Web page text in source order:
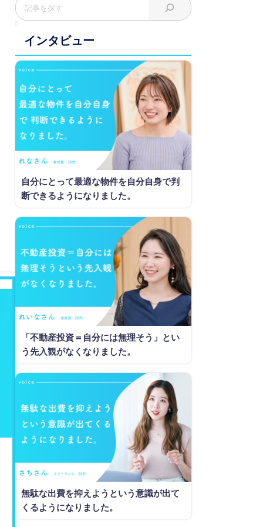
インタビュー
自分にとって最適な物件を自分自身で判
断できるようになりました。
「不動産投資＝自分には無理そう」とい
う先入観がなくなりました。
無駄な出費を抑えようという意識が出て
くるようになりました。